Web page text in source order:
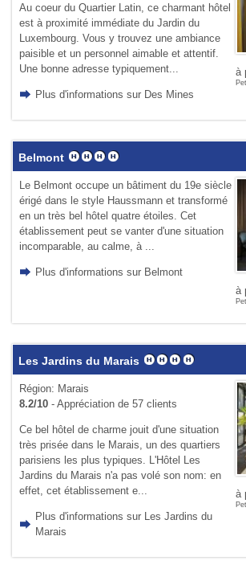
Au coeur du Quartier Latin, ce charmant hôtel
est à proximité immédiate du Jardin du
Luxembourg. Vous y trouvez une ambiance
paisible et un personnel aimable et attentif.
Une bonne adresse typiquement...
Plus d'informations sur Des Mines
à
Belmont
Le Belmont occupe un bâtiment du 19e siècle
érigé dans le style Haussmann et transformé
en un très bel hôtel quatre étoiles. Cet
établissement peut se vanter d'une situation
incomparable, au calme, à ...
Plus d'informations sur Belmont
à
Les Jardins du Marais
Région: Marais
8.2/10- Appréciation de 57 clients
Ce bel hôtel de charme jouit d'une situation
très prisée dans le Marais, un des quartiers
parisiens les plus typiques. L'Hôtel Les
Jardins du Marais n'a pas volé son nom: en
effet, cet établissement e...
Plus d'informations sur Les Jardins du
Marais
à